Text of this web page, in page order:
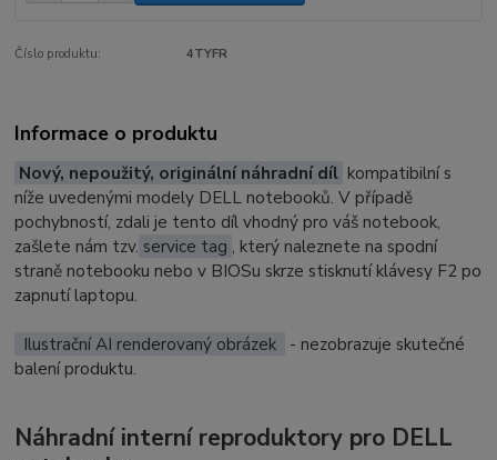
Číslo produktu: 4TYFR
Informace o produktu
Nový, nepoužitý, originální náhradní díl kompatibilní s
níže uvedenými modely DELL notebooků. V případě
pochybností, zdali je tento díl vhodný pro váš notebook,
zašlete nám tzv. service tag , který naleznete na spodní
straně notebooku nebo v BIOSu skrze stisknutí klávesy F2 po
zapnutí laptopu.
Ilustrační AI renderovaný obrázek
- nezobrazuje skutečné
balení produktu.
Náhradní interní reproduktory pro DELL